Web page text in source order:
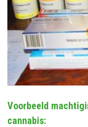
Voorbeeld
cannabis: